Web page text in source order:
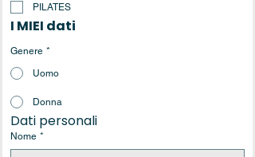
PILATES
I MIEI dati
Genere *
Uomo
Donna
Dati personali
Nome *